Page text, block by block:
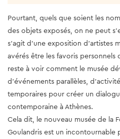
Pourtant, quels que soient les
des objets exposés, on ne peut
s'agit d'une exposition d'artistes
avérés être les favoris personnels
reste à voir comment le musée
d'événements parallèles,
temporaires pour créer un
contemporaine à Athènes.
Cela dit, le nouveau musée de la
Goulandris est un incontournable